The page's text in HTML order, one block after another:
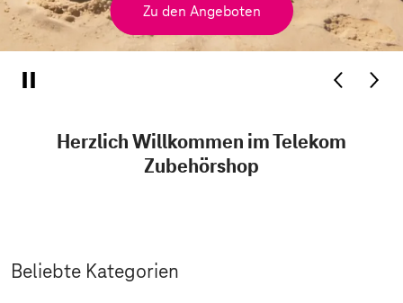
Zu den Angeboten
Herzlich Willkommen im Telekom
Zubehörshop
Beliebte Kategorien